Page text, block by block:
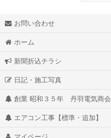
お問い合わせ
ホーム
新聞折込チラシ
日記・施工写真
創業 昭和３５年 丹羽電気商会
エアコン工事【標準・追加】
マイページ